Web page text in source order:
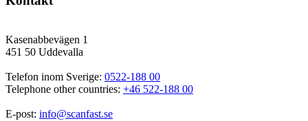
Kasenabbevägen 1
451 50 Uddevalla
Telefon inom Sverige: 0522-188 00
Telephone other countries: +46 522-188 00
E-post: info@scanfast.se